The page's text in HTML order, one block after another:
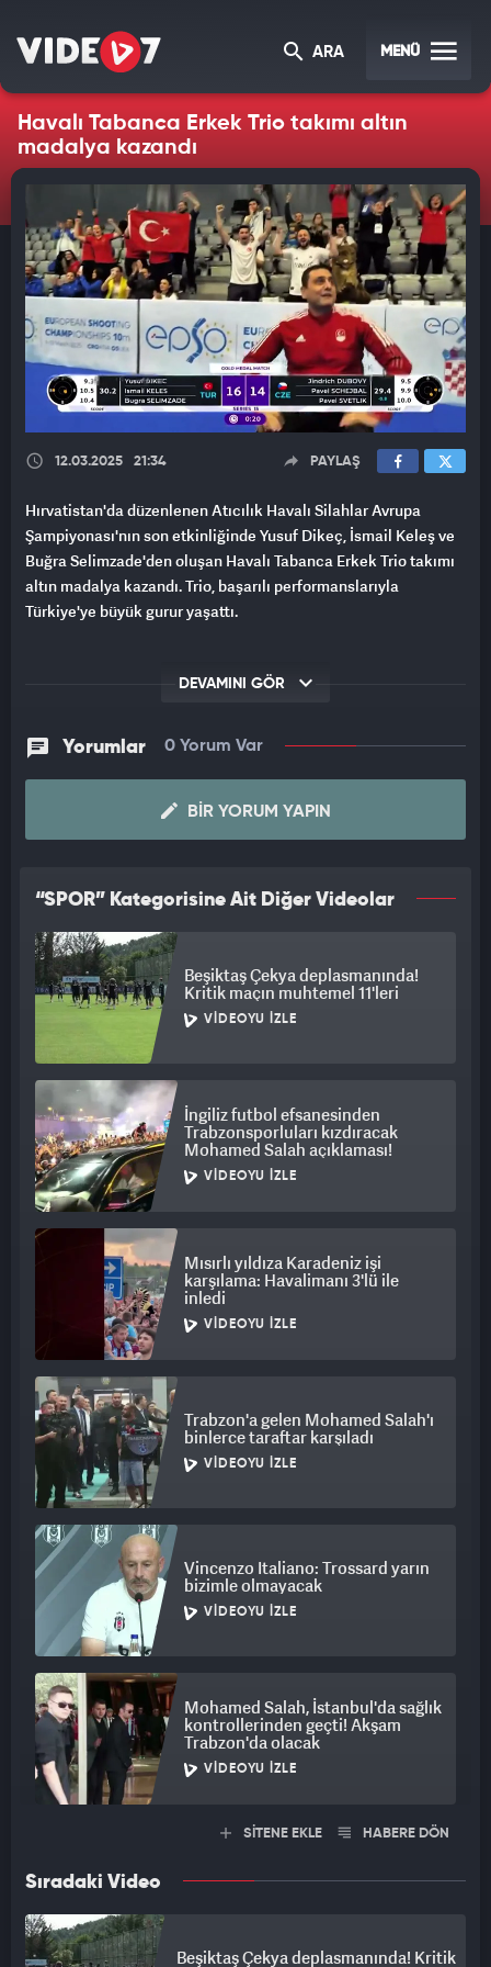
ARA MENÜ
Havalı Tabanca Erkek Trio takımı altın
madalya kazandı
12.03.2025 21:34 PAYLAŞ
Hırvatistan'da düzenlenen Atıcılık Havalı Silahlar Avrupa
Şampiyonası'nın son etkinliğinde Yusuf Dikeç, İsmail Keleş ve
Buğra Selimzade'den oluşan Havalı Tabanca Erkek Trio takımı
altın madalya kazandı. Trio, başarılı performanslarıyla
Türkiye'ye büyük gurur yaşattı.
DEVAMINI GÖR
Yorumlar 0 Yorum Var
BIR YORUM YAPIN
“SPOR” Kategorisine Ait Diğer Videolar
Beşiktaş Çekya deplasmanında!
Kritik maçın muhtemel 11'leri
VIDEOYU İZLE
İngiliz futbol efsanesinden
Trabzonsporluları kızdıracak
Mohamed Salah açıklaması!
VIDEOYU İZLE
Mısırlı yıldıza Karadeniz işi
karşılama: Havalimanı 3'lü ile
inledi
VIDEOYU İZLE
Trabzon'a gelen Mohamed Salah'ı
binlerce taraftar karşıladı
VIDEOYU İZLE
Vincenzo Italiano: Trossard yarın
bizimle olmayacak
VIDEOYU İZLE
Mohamed Salah, İstanbul'da sağlık
kontrollerinden geçti! Akşam
Trabzon'da olacak
VIDEOYU İZLE
SİTENE EKLE HABERE DÖN
Sıradaki Video
Beşiktaş Çekya deplasmanında! Kritik